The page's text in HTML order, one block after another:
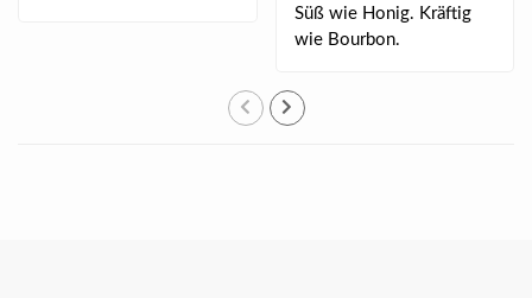
Süß wie Honig. Kräftig
wie Bourbon.